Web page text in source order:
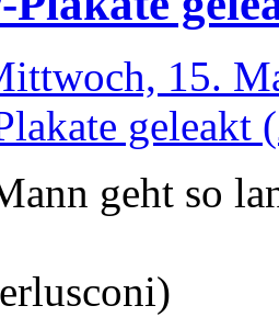
15.
geleakt
geht so